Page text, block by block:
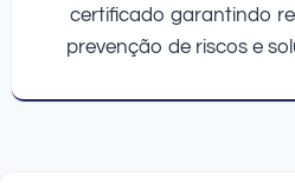
certificado garantindo
prevenção de riscos e